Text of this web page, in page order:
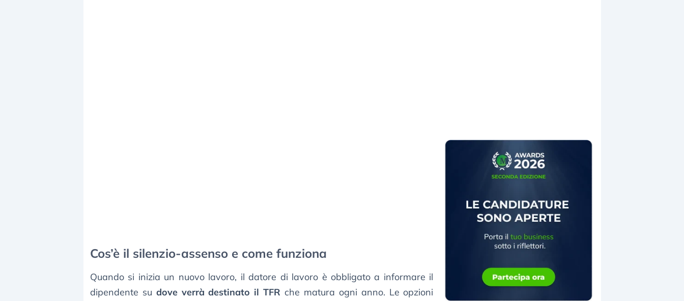
Cos’è il silenzio-assenso e come funziona
Quando si inizia un nuovo lavoro, il datore di lavoro è obbligato a informare il
dipendente su dove verrà destinato il TFR che matura ogni anno. Le opzioni